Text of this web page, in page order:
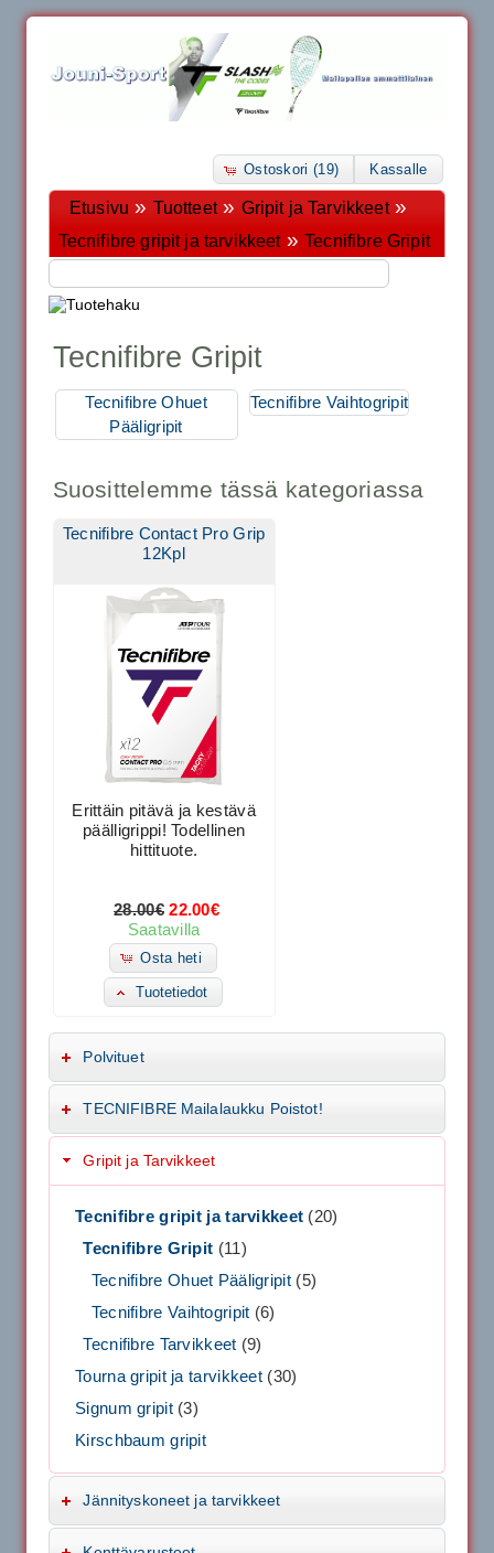
Ostoskori (19) Kassalle
Etusivu » Tuotteet» Gripit ja Tarvikkeet»
Tecnifibre gripit ja tarvikkeet»Tecnifibre Gripit
Tecnifibre Gripit
Tecnifibre Ohuet
Pääligripit
Tecnifibre Vaihtogripit
Suosittelemme tässä kategoriassa
Tecnifibre Contact Pro Grip
12Kpl
Erittäin pitävä ja kestävä
päälligrippi! Todellinen
hittituote.
28.00€ 22.00€
Saatavilla
Osta heti
Tuotetiedot
Polvituet
TECNIFIBRE Mailalaukku Poistot!
Gripit ja Tarvikkeet
Tecnifibre gripit ja tarvikkeet (20)
Tecnifibre Gripit (11)
Tecnifibre Ohuet Pääligripit(5)
Tecnifibre Vaihtogripit (6)
Tecnifibre Tarvikkeet (9)
Tourna gripit ja tarvikkeet(30)
Signum gripit(3)
Kirschbaum gripit
Jännityskoneet ja tarvikkeet